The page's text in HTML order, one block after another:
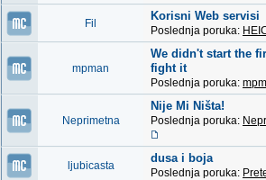
Fil
Korisni Web servisi
Poslednja poruka:
mpman
We didn't start the
fight it
Poslednja poruka:
Neprimetna
Nije Mi Ništa!
Poslednja poruka:
ljubicasta
dusa i boja
Poslednja poruka: